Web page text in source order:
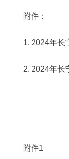
附件：
1. 2024年长宁
2. 2024年长
附件1